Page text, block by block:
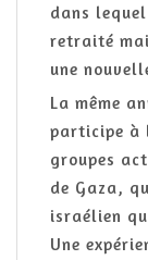
dans
retraité
une
La même
participe à
groupes
de Gaza,
israélien
Une